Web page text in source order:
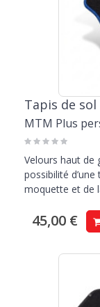
Tapis de sol
MTM Plus
Velours haut de
possibilité
moquette et de
45,00 €